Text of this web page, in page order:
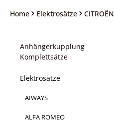
Home Elektrosätze CITROËN
Anhängerkupplung
Komplettsätze
Elektrosätze
AIWAYS
ALFA ROMEO